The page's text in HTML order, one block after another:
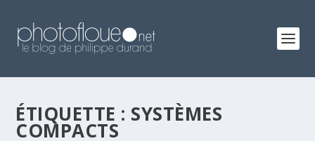
ÉTIQUETTE : SYSTÈMES
COMPACTS